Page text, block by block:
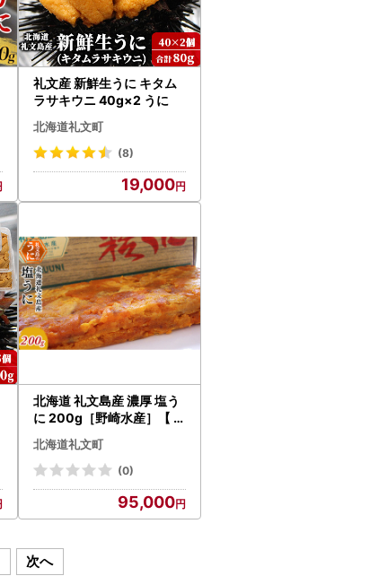
礼文産 新鮮生うに キタム
ラサキウニ 40g×2 うに
北海道礼文町
(8)
19,000
北海道 礼文島産 濃厚 塩う
に 200g［野崎水産］【 う
に ウニ 雲丹 珍味 おつまみ
酒の肴 海鮮 ご飯のお供 】
北海道礼文町
(0)
95,000
次へ